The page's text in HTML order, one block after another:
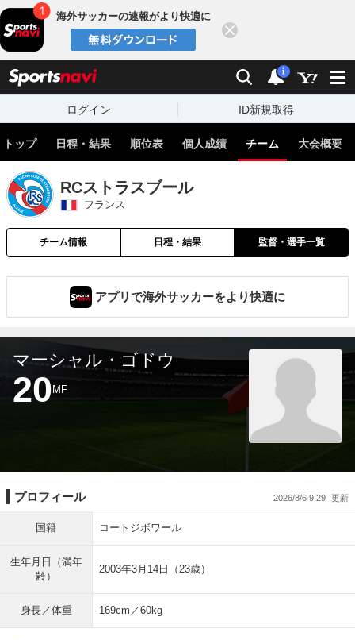
海外サッカーの速報がより快適に
検索 通知
i
ログイン ID新規取得
トップ 日程・結果 順位表 個人成績 チーム 大会概要
RCストラスブール
フランス
チーム情報 日程・結果 監督・選手一覧
アプリで海外サッカーをより快適に
マーシャル・ゴドウ
20 MF
プロフィール 2026/8/6 9:29
国籍 コートジボワール
生年月日（満年
齢）
2003年3月14日（23歳）
身長／体重 169cm／60kg